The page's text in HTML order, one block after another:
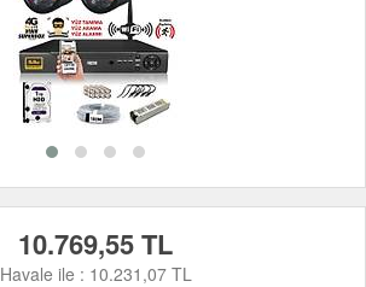
10.769,55 TL
Havale ile : 10.231,07 TL